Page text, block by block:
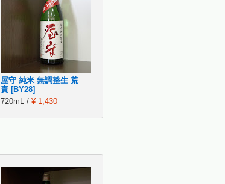
屋守 純米 無調整生 荒
責 [BY28]
720mL / ¥ 1,430